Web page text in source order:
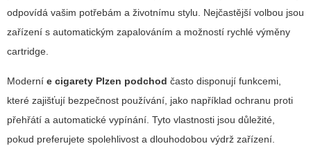
odpovídá vašim potřebám a životnímu stylu. Nejčastější volbou jsou
zařízení s automatickým zapalováním a možností rychlé výměny
cartridge.
Moderní e cigarety Plzen podchod často disponují funkcemi,
které zajišťují bezpečnost používání, jako například ochranu proti
přehřátí a automatické vypínání. Tyto vlastnosti jsou důležité,
pokud preferujete spolehlivost a dlouhodobou výdrž zařízení.